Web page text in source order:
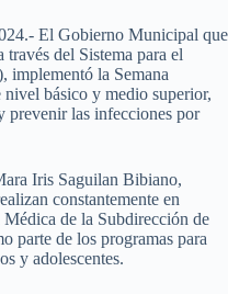
El Gobierno Municipal que
del Sistema para el
implementó la Semana
básico y medio superior,
prevenir las infecciones por
Iris Saguilan Bibiano,
constantemente en
de la Subdirección de
parte de los programas para
y adolescentes.